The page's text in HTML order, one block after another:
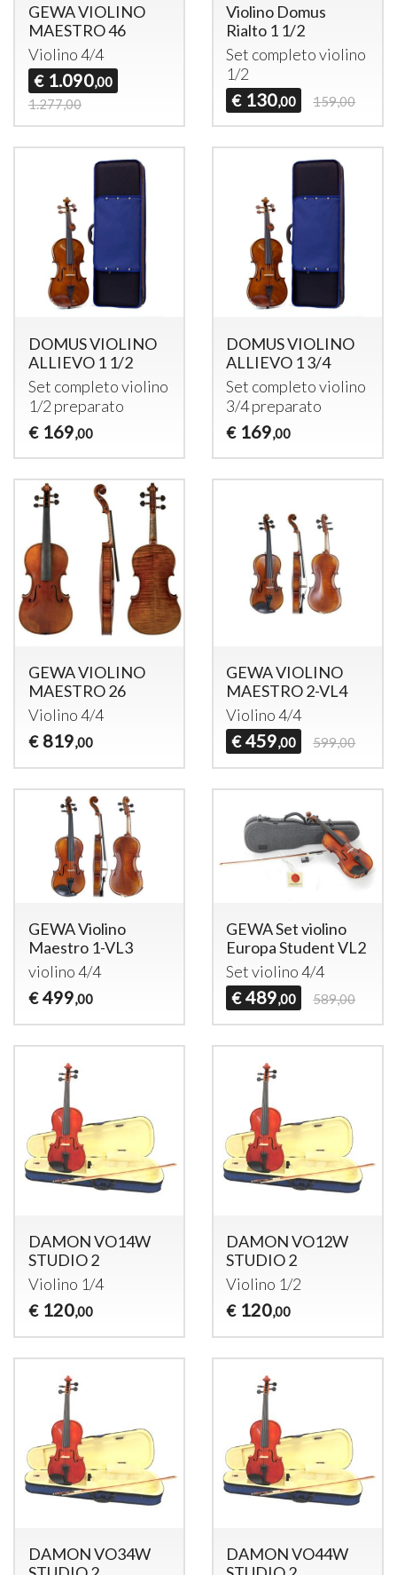
GEWA VIOLINO
MAESTRO 46
Violino 4/4
€ 1.090,00
1.277,00
Violino Domus
Rialto 1 1/2
Set completo violino
1/2
€ 130,00 159,00
DOMUS VIOLINO
ALLIEVO 1 1/2
Set completo violino
1/2 preparato
€ 169,00
DOMUS VIOLINO
ALLIEVO 1 3/4
Set completo violino
3/4 preparato
€ 169,00
GEWA VIOLINO
MAESTRO 26
Violino 4/4
€ 819,00
GEWA VIOLINO
MAESTRO 2-VL4
Violino 4/4
€ 459,00 599,00
GEWA Violino
Maestro 1-VL3
violino 4/4
€ 499,00
GEWA Set violino
Europa Student VL2
Set violino 4/4
€ 489,00 589,00
DAMON VO14W
STUDIO 2
Violino 1/4
€ 120,00
DAMON VO12W
STUDIO 2
Violino 1/2
€ 120,00
DAMON VO34W
DAMON VO44W